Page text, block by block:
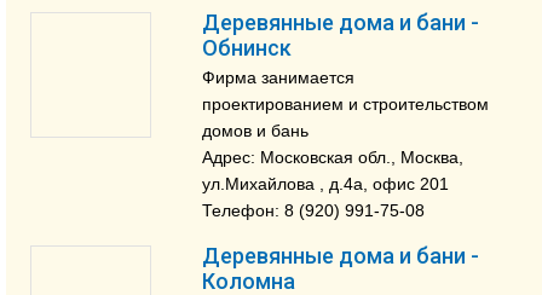
Деревянные дома и бани -
Обнинск
Фирма занимается
проектированием и строительством
домов и бань
Адрес: Московская обл., Москва,
ул.Михайлова , д.4a, офис 201
Телефон: 8 (920) 991-75-08
Деревянные дома и бани -
Коломна